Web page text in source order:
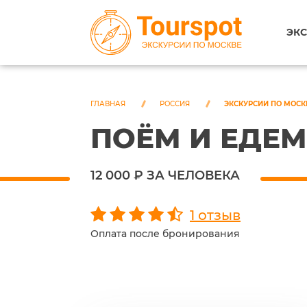
ГЛАВНАЯ РОССИЯ ЭКСКУРСИИ ПО
ПОЁМ И
12 000 ₽ ЗА ЧЕЛОВЕКА
1 отзыв
Оплата после бронирования